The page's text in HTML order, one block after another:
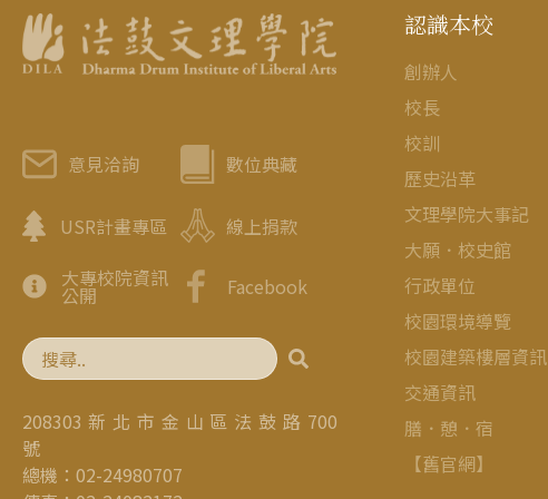
意見洽詢 數位典藏
USR計畫專區
線上捐款
大專校院資訊
公開 Facebook
208303 新 北 市 金 山 區 法 鼓 路 700
號
總機：02-24980707
認識本校
創辦人
校長
校訓
歷史沿革
文理學院大事記
大願．校史館
行政單位
校園環境導覽
校園建築樓層資訊
交通資訊
膳．憩．宿
【舊官網】